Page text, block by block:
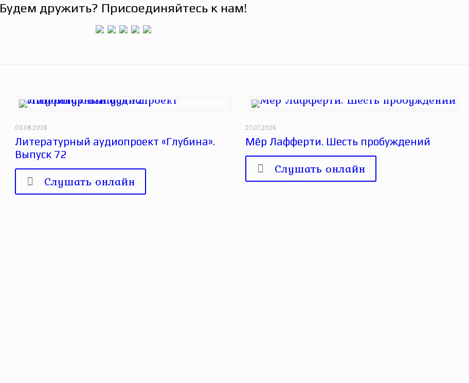
Будем дружить? Присоединяйтесь к нам!
03.08.2026
Литературный аудиопроект «Глубина».
Выпуск 72
Слушать онлайн
27.07.2026
Мёр Лафферти. Шесть пробуждений
Слушать онлайн